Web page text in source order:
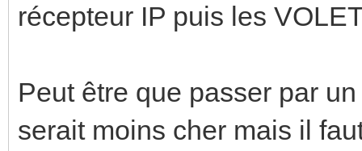
récepteur IP puis les
Peut être que passer par
serait moins cher mais il